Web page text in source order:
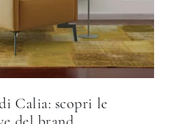
Calia: scopri le